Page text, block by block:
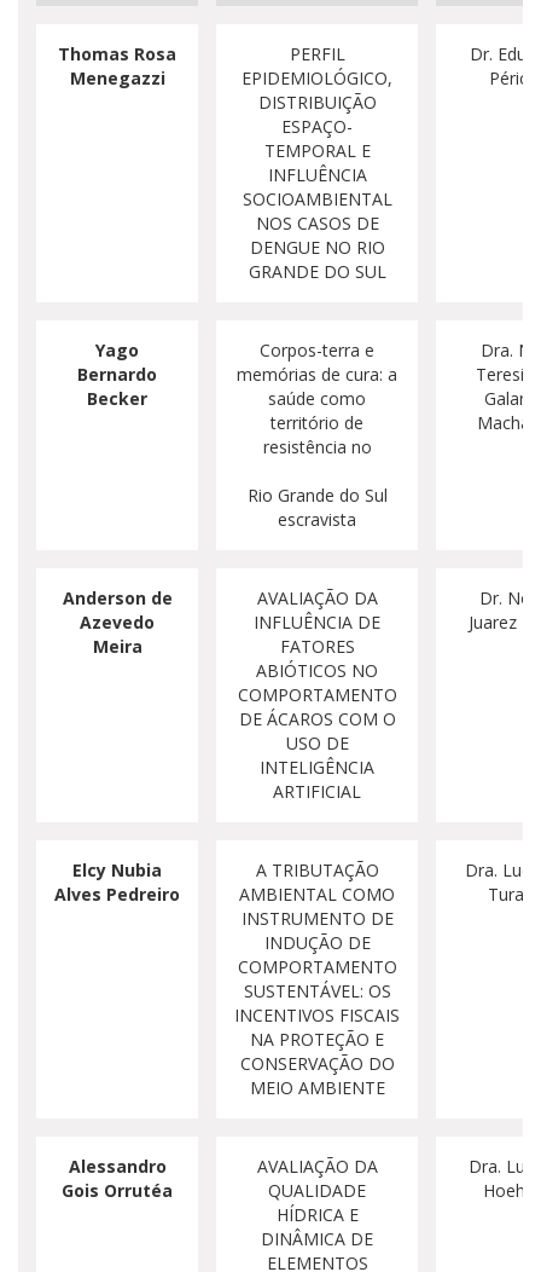
Thomas Rosa
Menegazzi
PERFIL
EPIDEMIOLÓGICO,
DISTRIBUIÇÃO
ESPAÇO-
TEMPORAL E
INFLUÊNCIA
SOCIOAMBIENTAL
NOS CASOS DE
DENGUE NO RIO
GRANDE DO SUL
Dr.
Périco
Yago
Bernardo
Becker
Corpos-terra e
memórias de cura: a
saúde como
território de
resistência no
Rio Grande do Sul
escravista
Dra.
Anderson de
Azevedo
Meira
AVALIAÇÃO DA
INFLUÊNCIA DE
FATORES
ABIÓTICOS NO
COMPORTAMENTO
DE ÁCAROS COM O
USO DE
INTELIGÊNCIA
ARTIFICIAL
Dr.
Juarez
Elcy Nubia
Alves Pedreiro
A TRIBUTAÇÃO
AMBIENTAL COMO
INSTRUMENTO DE
INDUÇÃO DE
COMPORTAMENTO
SUSTENTÁVEL: OS
INCENTIVOS FISCAIS
NA PROTEÇÃO E
CONSERVAÇÃO DO
MEIO AMBIENTE
Dra.
Turatti
Alessandro
Gois Orrutéa
AVALIAÇÃO DA
QUALIDADE
HÍDRICA E
DINÂMICA DE
ELEMENTOS
Dra.